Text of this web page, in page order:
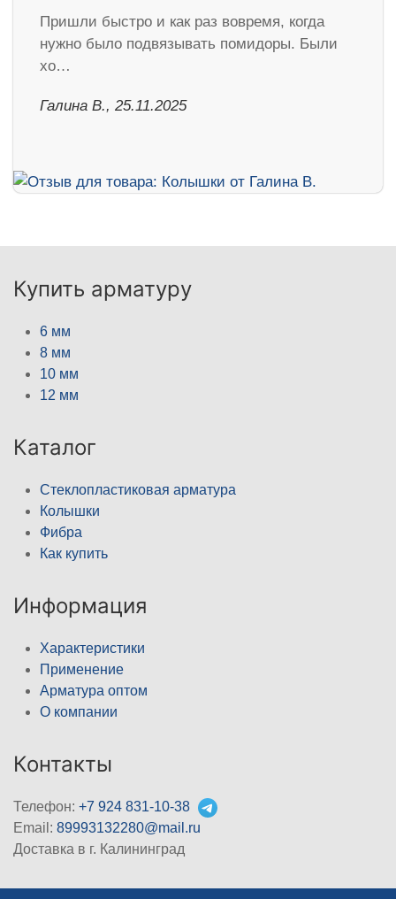
Пришли быстро и как раз вовремя, когда
нужно было подвязывать помидоры. Были
хо…
Галина В., 25.11.2025
Купить арматуру
6 мм
8 мм
10 мм
12 мм
Каталог
Стеклопластиковая арматура
Колышки
Фибра
Как купить
Информация
Характеристики
Применение
Арматура оптом
О компании
Контакты
Телефон: +7 924 831-10-38
Email: 89993132280@mail.ru
Доставка в г. Калининград